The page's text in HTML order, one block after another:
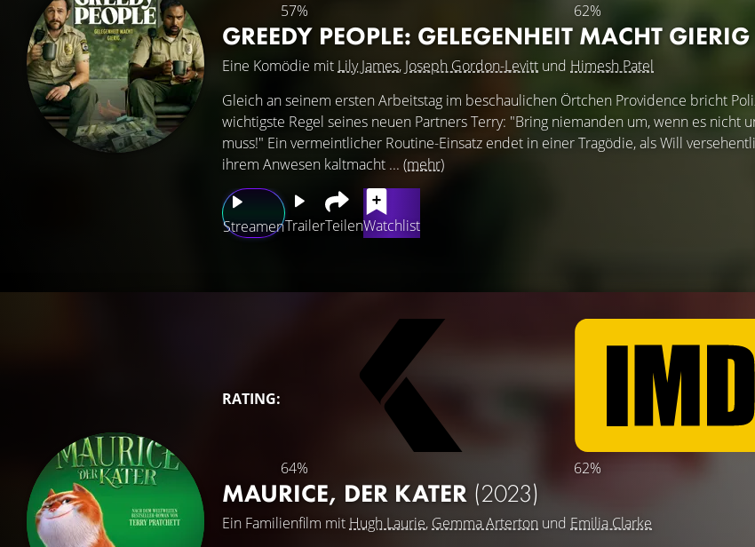
57% 62%
GREEDY PEOPLE: GELEGENHEIT MACHT GIERIG
Eine Komödie mit Lily James, Joseph Gordon-Levitt und Himesh Patel
StreamenTrailerTeilenWatchlist
Gleich an seinem ersten Arbeitstag im beschaulichen Örtchen Providence bricht
wichtigste Regel seines neuen Partners Terry: "Bring niemanden um, wenn es nicht
muss!" Ein vermeintlicher Routine-Einsatz endet in einer Tragödie, als Will
ihrem Anwesen kaltmacht ... (mehr)
RATING:
64% 62%
MAURICE, DER KATER (2023)
Ein Familienfilm mit Hugh Laurie, Gemma Arterton und Emilia Clarke